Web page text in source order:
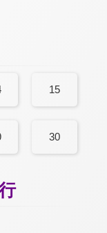
15
30